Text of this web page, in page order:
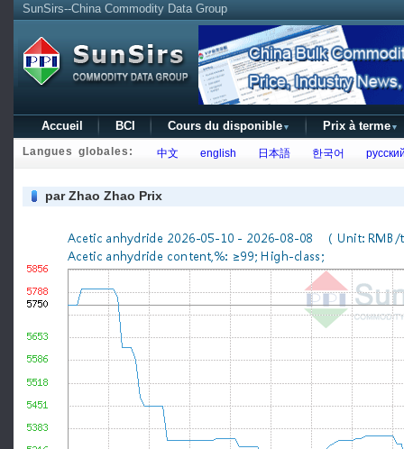
SunSirs--China Commodity Data Group
Accueil BCI Cours du disponible ▼ Prix à terme ▼
Langues globales: 中文 english 日本語 한국어
par Zhao Zhao Prix